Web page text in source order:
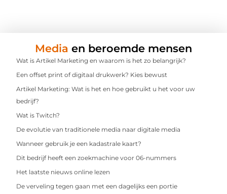
Media en beroemde mensen
Wat is Artikel Marketing en waarom is het zo belangrijk?
Een offset print of digitaal drukwerk? Kies bewust
Artikel Marketing: Wat is het en hoe gebruikt u het voor uw
bedrijf?
Wat is Twitch?
De evolutie van traditionele media naar digitale media
Wanneer gebruik je een kadastrale kaart?
Dit bedrijf heeft een zoekmachine voor 06-nummers
Het laatste nieuws online lezen
De verveling tegen gaan met een dagelijks een portie